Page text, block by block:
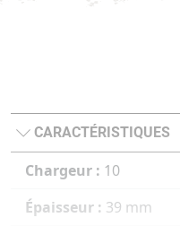
CARACTÉRISTIQUES
Chargeur : 10
Épaisseur : 39 mm